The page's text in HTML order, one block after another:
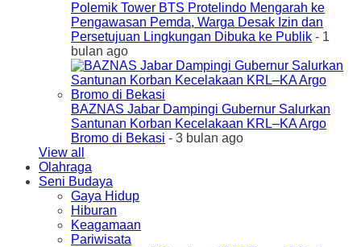
Polemik Tower BTS Protelindo Mengarah ke
Pengawasan Pemda, Warga Desak Izin dan
Persetujuan Lingkungan Dibuka ke Publik - 1
bulan ago
BAZNAS Jabar Dampingi Gubernur Salurkan
Santunan Korban Kecelakaan KRL–KA Argo
Bromo di Bekasi - 3 bulan ago
View all
Olahraga
Seni Budaya
Gaya Hidup
Hiburan
Keagamaan
Pariwisata